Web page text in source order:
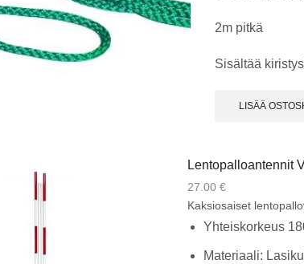
2m pitkä
Sisältää
LISÄÄ
Lentopalloantennit
27.00 €
Kaksiosaiset
Yhteiskorkeus
Materiaali: